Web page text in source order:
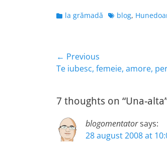
Categories
la grămadă Tagsblog,
Navigare
în
articole
← Previous
Previous
Te iubesc, femeie, amore,
7 thoughts on “Una-
blogomentatorsays:
28 august 2008 at